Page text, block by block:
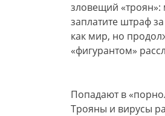
зловещий «троян»:
заплатите штраф
как мир, но
«фигурантом»
Попадают в
Трояны и вирусы